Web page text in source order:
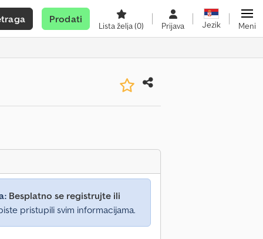
Prodati
Lista želja(0) Prijava Jezik Meni
Besplatno se registrujte ili
pristupili svim informacijama.